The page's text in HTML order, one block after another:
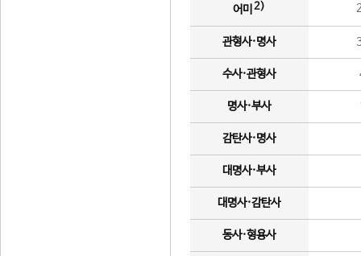
어미 2)
관형사·명사
수사·관형사
명사·부사
감탄사·명사
대명사·부사
대명사·감탄사
동사·형용사